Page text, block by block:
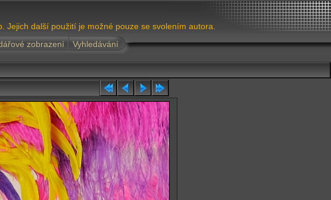
Jejich další použití je možné pouze se svolením autora.
zobrazení Vyhledávání